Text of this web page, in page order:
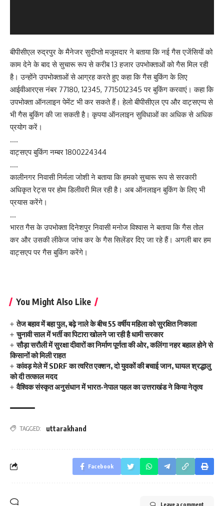
बीपीसीएल रुद्रपुर के मैनेजर सुदीप्तो मजूमदार ने बताया कि नई गैस एजेंसियों को
काम देने के बाद से सुचारू रूप से करीब 13 हजार उपभोक्ताओं को गैस मिल रही
है। उन्होंने उपभोक्ताओं से आग्रह करते हुए कहा कि गैस बुकिंग के लिए
आईवीआरएस नंबर 77180, 12345, 7715012345 पर बुकिंग करवाएं। कहा कि
उपभोक्ता ऑनलाइन पेमेंट भी कर सकते हैं। हेलो बीपीसीएल एप और वाट्सएप्प से
भी गैस बुकिंग की जा सकती है। कृपया ऑनलाइन सुविधाओं का अधिक से अधिक
प्रयोग करें।
….
वाट्सएप बुकिंग नम्बर 1800224344
….
कालीनगर निवासी निर्मला जोशी ने बताया कि हमको सुचारू रूप से सरकारी
अधिकृत रेट्स पर होम डिलीवरी मिल रही है। अब ऑनलाइन बुकिंग के लिए भी
प्रयास करेंगे।
…
भारत गैस के उपभोक्ता दिनेशपुर निवासी मनोज विश्वास ने बताया कि गैस तोल
कर और उसकी लीकेज जांच कर के गैस सिलेंडर दिए जा रहे हैं। अगली बार हम
वाट्सएप पर गैस बुकिंग करेंगे।
You Might Also Like
तेज बहाव में बहा पुल, बढ़े नाले के बीच 55 वर्षीय महिला को सुरक्षित निकाला
चुनावी साल में भर्ती का पिटारा खोलने जा रही है धामी सरकार
सौड़ा सरौली में सुरक्षा दीवारों का निर्माण पूर्णता की ओर, कलिंगा नहर बहाल होने से
किसानों को मिली राहत
कांवड़ मेले में SDRF का त्वरित एक्शन, दो युवकों की बचाई जान, घायल श्रद्धालु
को दी तत्काल मदद
वैश्विक संस्कृत अनुसंधान में भारत-नेपाल पहल का उत्तराखंड ने किया नेतृत्व
TAGGED: uttarakhand
Facebook
Leave a comment